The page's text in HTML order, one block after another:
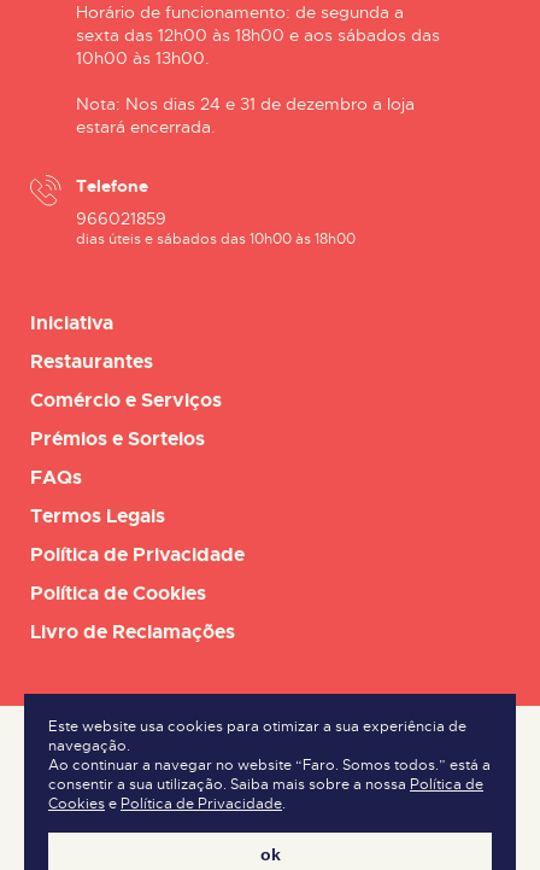
Este website usa cookies para otimizar a sua experiência de
navegação.
Ao continuar a navegar no website “Faro. Somos todos.” está a
consentir a sua utilização. Saiba mais sobre a nossa Política de
Cookies e Política de Privacidade.
ok
Horário de funcionamento: de segunda a
sexta das 12h00 às 18h00 e aos sábados das
10h00 às 13h00.
Nota: Nos dias 24 e 31 de dezembro a loja
estará encerrada.
Telefone
966021859
dias úteis e sábados das 10h00 às 18h00
Iniciativa
Restaurantes
Comércio e Serviços
Prémios e Sorteios
FAQs
Termos Legais
Política de Privacidade
Política de Cookies
Livro de Reclamações